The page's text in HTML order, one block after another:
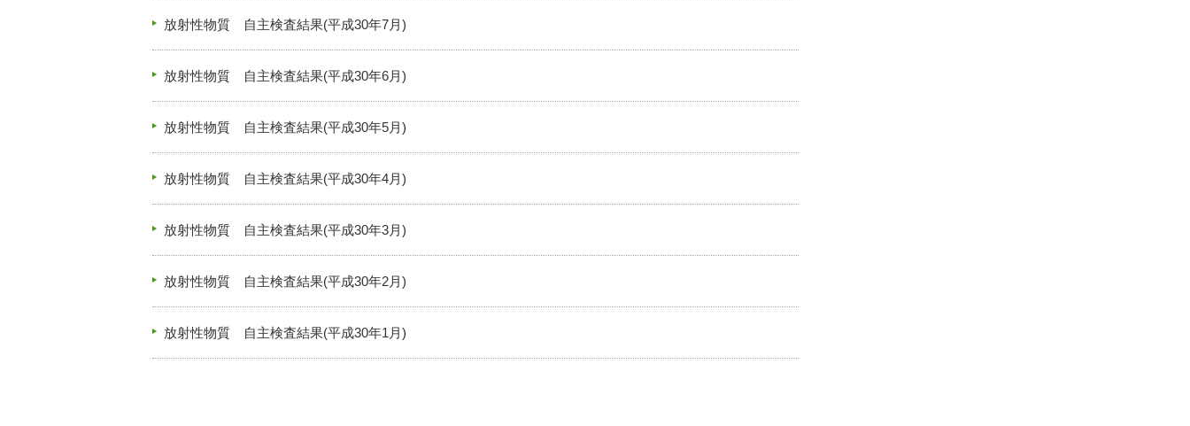
放射性物質 自主検査結果(平成30年7月)
放射性物質 自主検査結果(平成30年6月)
放射性物質 自主検査結果(平成30年5月)
放射性物質 自主検査結果(平成30年4月)
放射性物質 自主検査結果(平成30年3月)
放射性物質 自主検査結果(平成30年2月)
放射性物質 自主検査結果(平成30年1月)